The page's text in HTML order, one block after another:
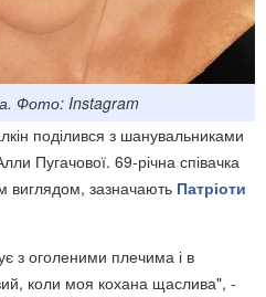
Фото: Instagram
поділився з шанувальниками
Пугачової. 69-річна співачка
виглядом, зазначають Патріоти
з оголеними плечима і в
коли моя кохана щаслива", -